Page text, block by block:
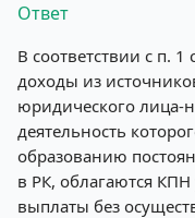
Ответ
В соответствии с п. 1
доходы из
юридического лица-
деятельность
образованию
в РК, облагаются КПН
выплаты без